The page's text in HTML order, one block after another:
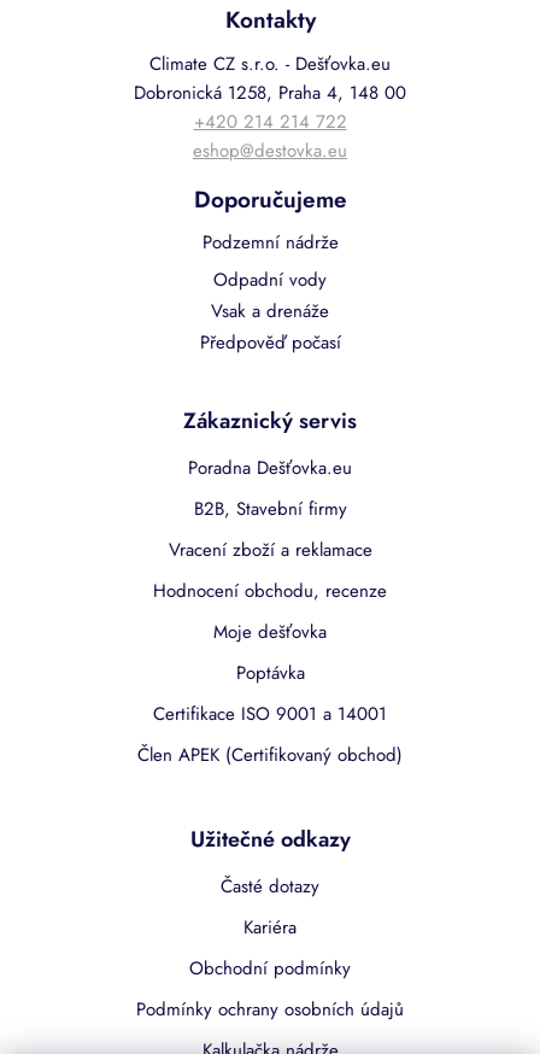
Kontakty
Climate CZ s.r.o. - Dešťovka.eu
Dobronická 1258, Praha 4, 148 00
+420 214 214 722
eshop@destovka.eu
Doporučujeme
Podzemní nádrže
Odpadní vody
Vsak a drenáže
Předpověď počasí
Zákaznický servis
Poradna Dešťovka.eu
B2B, Stavební firmy
Vracení zboží a reklamace
Hodnocení obchodu, recenze
Moje dešťovka
Poptávka
Certifikace ISO 9001 a 14001
Člen APEK (Certifikovaný obchod)
Užitečné odkazy
Časté dotazy
Kariéra
Obchodní podmínky
Podmínky ochrany osobních údajů